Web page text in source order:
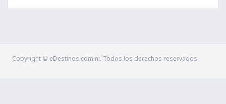
Copyright © eDestinos.com.ni. Todos los derechos reservados.